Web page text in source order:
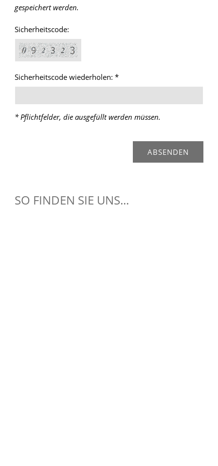
gespeichert werden.
Sicherheitscode:
Sicherheitscode wiederholen: *
* Pflichtfelder, die ausgefüllt werden müssen.
SO FINDEN SIE UNS...